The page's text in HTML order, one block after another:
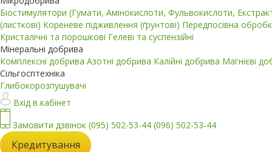
Біостимулятори (Гумати, Амінокислоти, Фульвокислоти,
(листкові) Кореневе підживлення (ґрунтові) Передпосівна
Кристалічні та порошкові Гелеві та суспензійні
Мінеральні добрива
Комплексні добрива Азотні добрива Калійні добрива Магнієві
Сільгосптехніка
Глибокорозпушувачі
Вхід в кабінет
Замовити дзвінок (095) 502-53-44 (096) 502-53-44
Кредитування